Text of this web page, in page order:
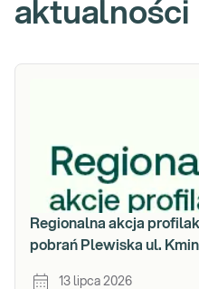
aktualności
Regionalna akcja
pobrań Plewiska ul.
13 lipca 2026